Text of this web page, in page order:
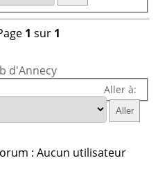
1 sur 1
d'Annecy
Aller à:
: Aucun utilisateur